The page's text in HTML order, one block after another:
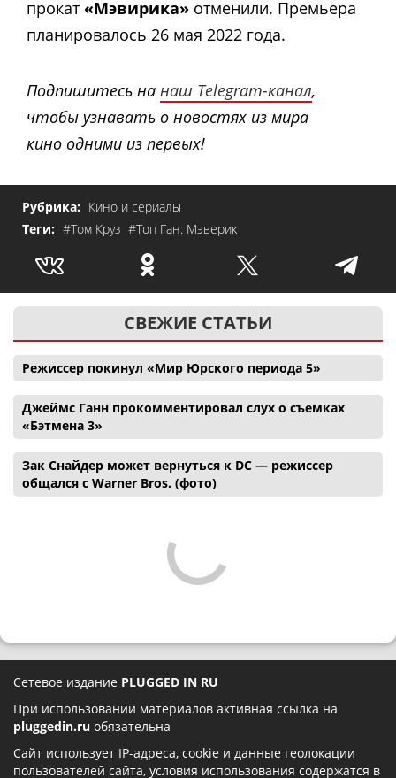
прокат «Мэвирика» отменили. Премьера
планировалось 26 мая 2022 года.
Подпишитесь на наш Telegram-канал,
чтобы узнавать о новостях из мира
кино одними из первых!
Рубрика: Кино и сериалы
Теги: #Том Круз #Топ Ган: Мэверик
СВЕЖИЕ СТАТЬИ
Режиссер покинул «Мир Юрского периода 5»
Джеймс Ганн прокомментировал слух о съемках
«Бэтмена 3»
Зак Снайдер может вернуться к DC — режиссер
общался с Warner Bros. (фото)
Сетевое издание PLUGGED IN RU
При использовании материалов активная ссылка на
pluggedin.ru обязательна
Сайт использует IP-адреса, cookie и данные геолокации
пользователей сайта, условия использования содержатся в